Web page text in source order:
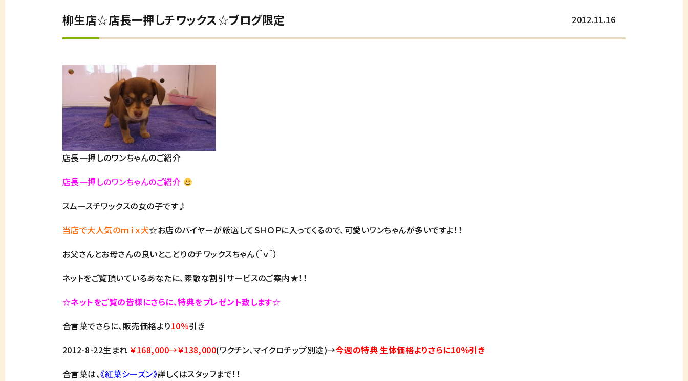
2012.11.16
柳生店☆店長一押しチワックス☆ブログ限定
店長一押しのワンちゃんのご紹介
店長一押しのワンちゃんのご紹介
スムースチワックスの女の子です♪
当店で大人気のｍｉｘ犬☆お店のバイヤーが厳選してＳＨＯＰに入ってくるので、可愛いワンちゃんが多いですよ！！
お父さんとお母さんの良いとこどりのチワックスちゃん（＾ｖ＾）
ネットをご覧頂いているあなたに、素敵な割引サービスのご案内★！！
☆ネットをご覧の皆様にさらに、特典をプレゼント致します☆
合言葉でさらに、販売価格より10％引き
2012-8-22生まれ ￥168,000→￥138,000(ワクチン、マイクロチップ別途)→今週の特典 生体価格よりさらに10％引き
合言葉は、《紅葉シーズン》詳しくはスタッフまで！！